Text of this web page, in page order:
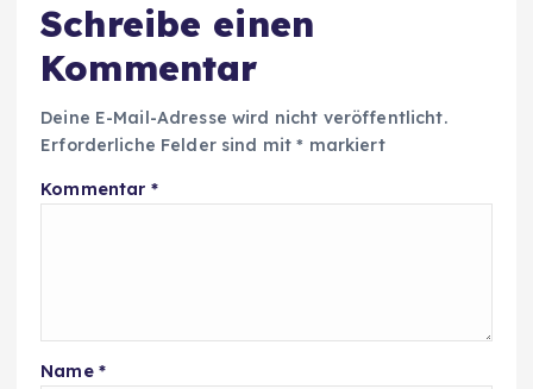
Schreibe einen
Kommentar
Deine E-Mail-Adresse wird nicht veröffentlicht.
Erforderliche Felder sind mit* markiert
Kommentar *
Name *